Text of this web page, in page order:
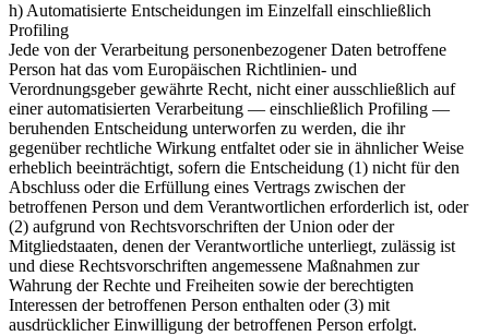
h) Automatisierte Entscheidungen im Einzelfall einschließlich
Profiling
Jede von der Verarbeitung personenbezogener Daten betroffene
Person hat das vom Europäischen Richtlinien- und
Verordnungsgeber gewährte Recht, nicht einer ausschließlich auf
einer automatisierten Verarbeitung — einschließlich Profiling —
beruhenden Entscheidung unterworfen zu werden, die ihr
gegenüber rechtliche Wirkung entfaltet oder sie in ähnlicher Weise
erheblich beeinträchtigt, sofern die Entscheidung (1) nicht für den
Abschluss oder die Erfüllung eines Vertrags zwischen der
betroffenen Person und dem Verantwortlichen erforderlich ist, oder
(2) aufgrund von Rechtsvorschriften der Union oder der
Mitgliedstaaten, denen der Verantwortliche unterliegt, zulässig ist
und diese Rechtsvorschriften angemessene Maßnahmen zur
Wahrung der Rechte und Freiheiten sowie der berechtigten
Interessen der betroffenen Person enthalten oder (3) mit
ausdrücklicher Einwilligung der betroffenen Person erfolgt.